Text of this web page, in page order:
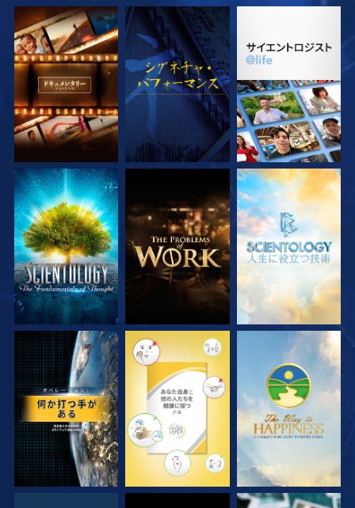
シリーズを探求 観る シリーズを探求
シリーズを探求 シリーズを探求 シリーズを探求
観る 観る 観る